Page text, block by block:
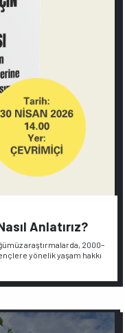
Anlatırız?
araştırmalarda, 2000–
yönelik yaşam hakkı